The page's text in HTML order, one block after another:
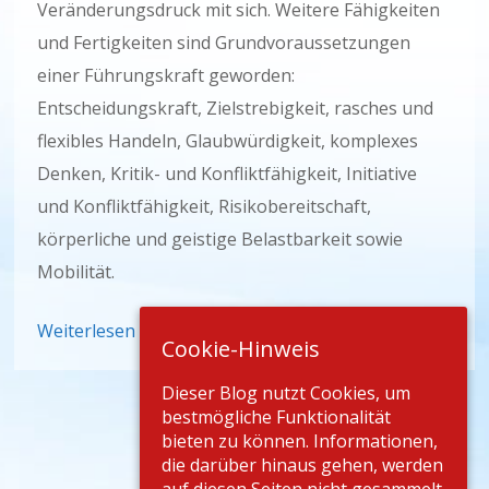
Veränderungsdruck mit sich. Weitere Fähigkeiten
und Fertigkeiten sind Grundvoraussetzungen
einer Führungskraft geworden:
Entscheidungskraft, Zielstrebigkeit, rasches und
flexibles Handeln, Glaubwürdigkeit, komplexes
Denken, Kritik- und Konfliktfähigkeit, Initiative
und Konfliktfähigkeit, Risikobereitschaft,
körperliche und geistige Belastbarkeit sowie
Mobilität.
Weiterlesen
Cookie-Hinweis
Dieser Blog nutzt Cookies, um
bestmögliche Funktionalität
bieten zu können. Informationen,
die darüber hinaus gehen, werden